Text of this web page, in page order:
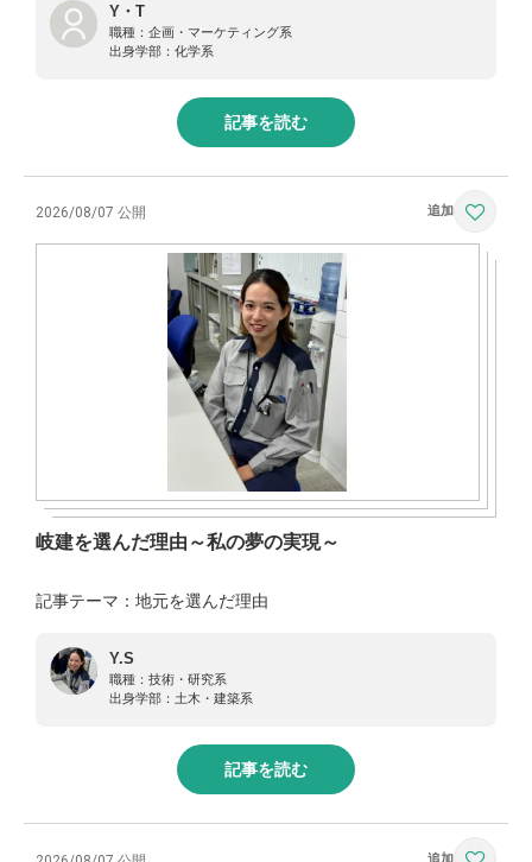
Y・T
職種： 企画・マーケティング系
出身学部： 化学系
記事を読む
2026/08/07 公開
岐建を選んだ理由～私の夢の実現～
記事テーマ：地元を選んだ理由
Y.S
職種： 技術・研究系
出身学部： 土木・建築系
記事を読む